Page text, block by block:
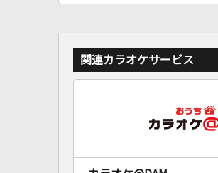
関連カラオケサービス